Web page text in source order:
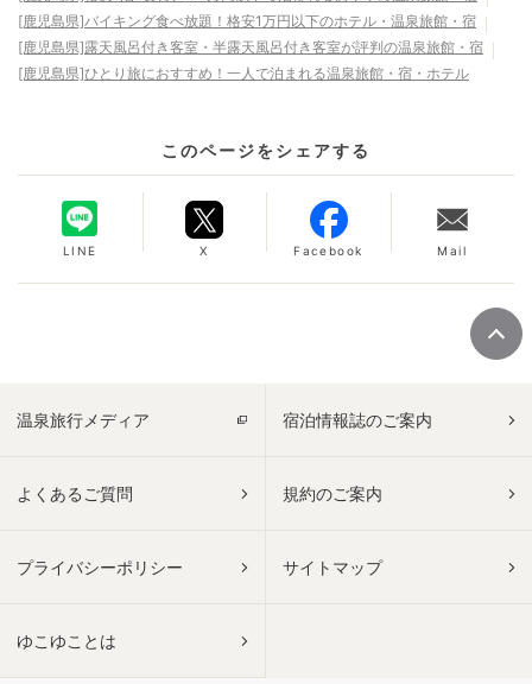
[鹿児島県]バイキング食べ放題！格安1万円以下のホテル・温泉旅館・宿
[鹿児島県]露天風呂付き客室・半露天風呂付き客室が評判の温泉旅館・宿
[鹿児島県]ひとり旅におすすめ！一人で泊まれる温泉旅館・宿・ホテル
このページをシェアする
LINE X Facebook Mail
温泉旅行メディア 宿泊情報誌のご案内
よくあるご質問 規約のご案内
プライバシーポリシー サイトマップ
ゆこゆことは